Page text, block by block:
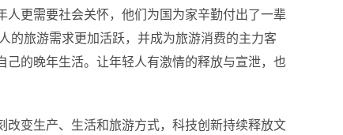
更需要社会关怀，他们为国为家辛勤付出了一辈
的旅游需求更加活跃，并成为旅游消费的主力客
的晚年生活。 让年轻人有激情的释放与宣泄，也
变生产、生活和旅游方式，科技创新持续释放文